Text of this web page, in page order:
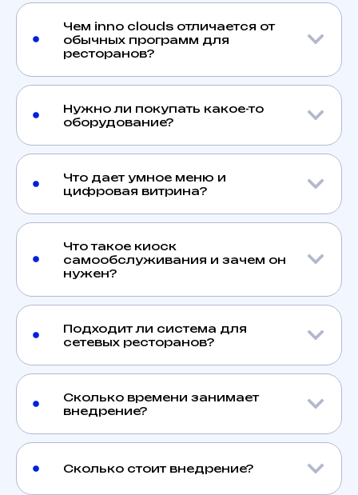
Чем inno clouds отличается от
обычных программ для
ресторанов?
Нужно ли покупать какое-то
оборудование?
Что дает умное меню и
цифровая витрина?
Что такое киоск
самообслуживания и зачем он
нужен?
Подходит ли система для
сетевых ресторанов?
Сколько времени занимает
внедрение?
Сколько стоит внедрение?